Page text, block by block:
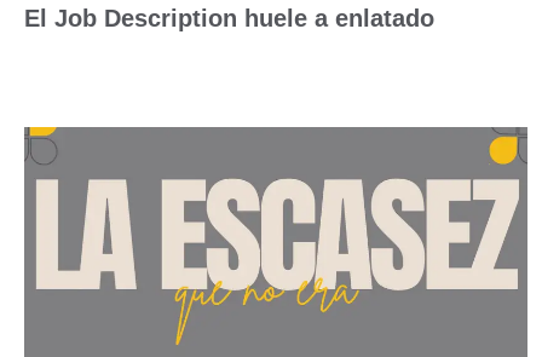
El Job Description huele a enlatado